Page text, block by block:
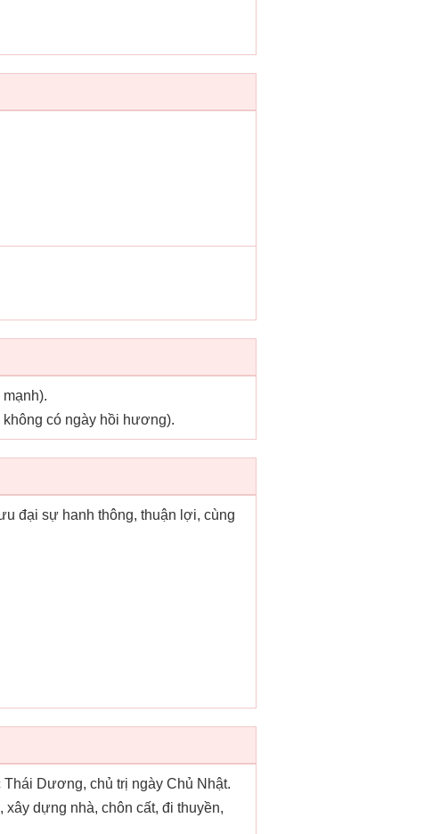
có ngày hồi hương).
đại sự hanh thông, thuận lợi, cùng
Thái Dương, chủ trị ngày Chủ Nhật.
dựng nhà, chôn cất, đi thuyền,